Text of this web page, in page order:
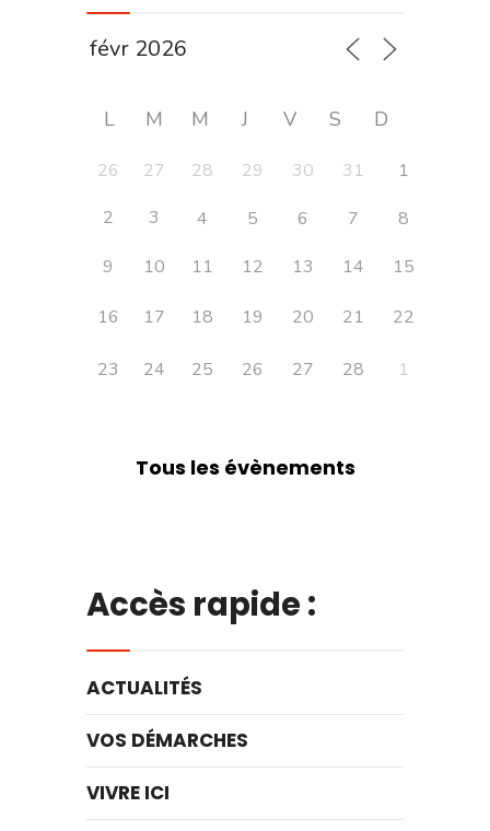
L M M J V S D
26 27 28 29 30 31
1
2
3 4 5 6 7
8
9
10 11 12 13 14 15
16 17 18 19 20 21 22
23 24 25 26 27 28 1
Tous les évènements
Accès rapide :
ACTUALITÉS
VOS DÉMARCHES
VIVRE ICI